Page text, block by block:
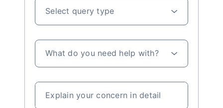
Select query type
What do you need help with?
Explain your concern in detail